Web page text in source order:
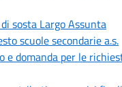
sosta Largo Assunta
scuole secondarie a.s.
e domanda per le